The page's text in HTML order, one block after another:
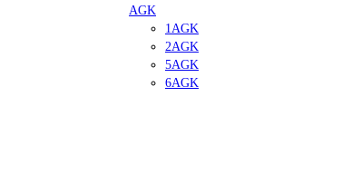
AGK
1AGK
2AGK
5AGK
6AGK